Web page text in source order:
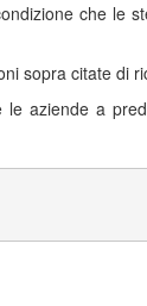
che
sopra citate di
a